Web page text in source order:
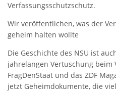
Verfassungsschutzschutz.
Wir veröffentlichen, was der
geheim halten wollte
Die Geschichte des NSU ist
jahrelangen Vertuschung beim
FragDenStaat und das ZDF
jetzt Geheimdokumente, die